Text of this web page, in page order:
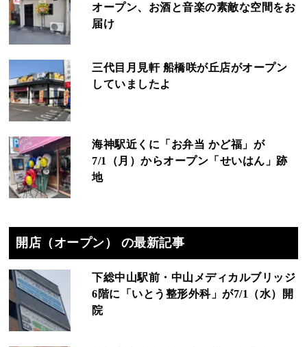
オープン、お酒と音楽の素敵な空間をお
届け
三代目月見軒 船橋咲が丘店がオープン
していましたよ
海神駅近くに「お弁当 かど福」が
7/1（月）からオープン「せいはん」跡
地
開店（オープン） の最新記事
下総中山駅前・中山メディカルブリッジ
6階に「いとう整形外科」が7/1（水）開
院